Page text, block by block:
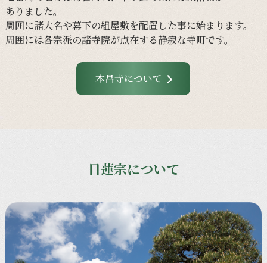
ありました。
周囲に諸大名や幕下の組屋敷を配置した事に始まります。
周囲には各宗派の諸寺院が点在する静寂な寺町です。
本昌寺について
日蓮宗について